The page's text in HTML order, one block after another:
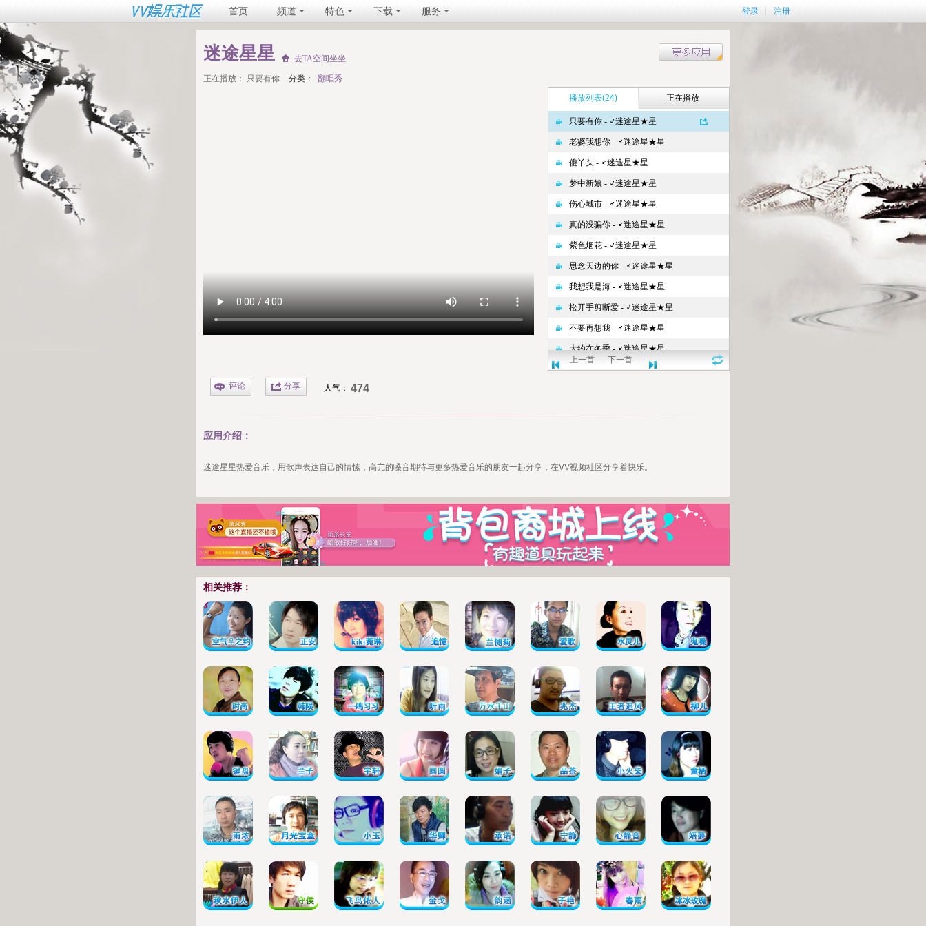
首页 频道 特色 下载 服务 登录 注册
迷途星星 去TA空间坐坐
正在播放： 只要有你 分类：
翻唱秀
播放列表(24) 正在播放
上一首 下一首
评论 分享 人气： 474
应用介绍：
迷途星星热爱音乐，用歌声表达自己的情愫，高亢的嗓音期待与更多热爱音乐的朋友一起分享，在VV视频社区分享着快乐。
相关推荐：